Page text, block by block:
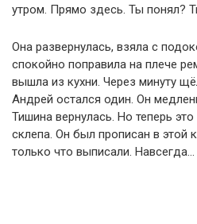
утром. Прямо здесь. Ты понял?
Она развернулась, взяла с
спокойно поправила на плече
вышла из кухни. Через минуту
Андрей остался один. Он
Тишина вернулась. Но теперь
склепа. Он был прописан в этой
только что выписали. Навсегда…